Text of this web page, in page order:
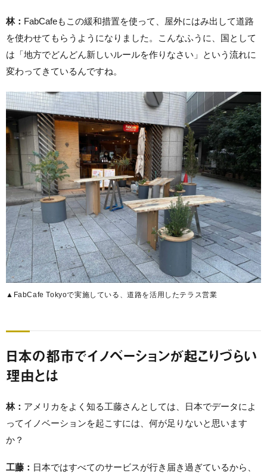
林： FabCafeもこの緩和措置を使って、屋外にはみ出して道路
を使わせてもらうようになりました。こんなふうに、国として
は「地方でどんどん新しいルールを作りなさい」という流れに
変わってきているんですね。
▲FabCafe Tokyoで実施している、道路を活用したテラス営業
日本の都市でイノベーションが起こりづらい
理由とは
林： アメリカをよく知る工藤さんとしては、日本でデータによ
ってイノベーションを起こすには、何が足りないと思います
か？
工藤： 日本ではすべてのサービスが行き届き過ぎているから、